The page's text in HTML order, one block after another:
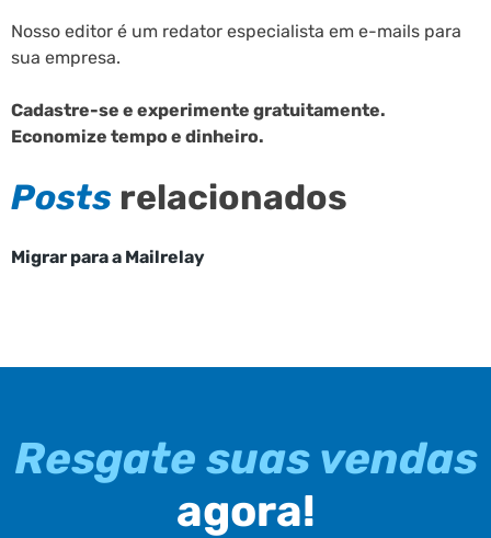
Nosso editor é um redator especialista em e-mails para
sua empresa.
Cadastre-se e experimente gratuitamente.
Economize tempo e dinheiro.
Posts relacionados
Migrar para a Mailrelay
Resgate suas vendas
agora!